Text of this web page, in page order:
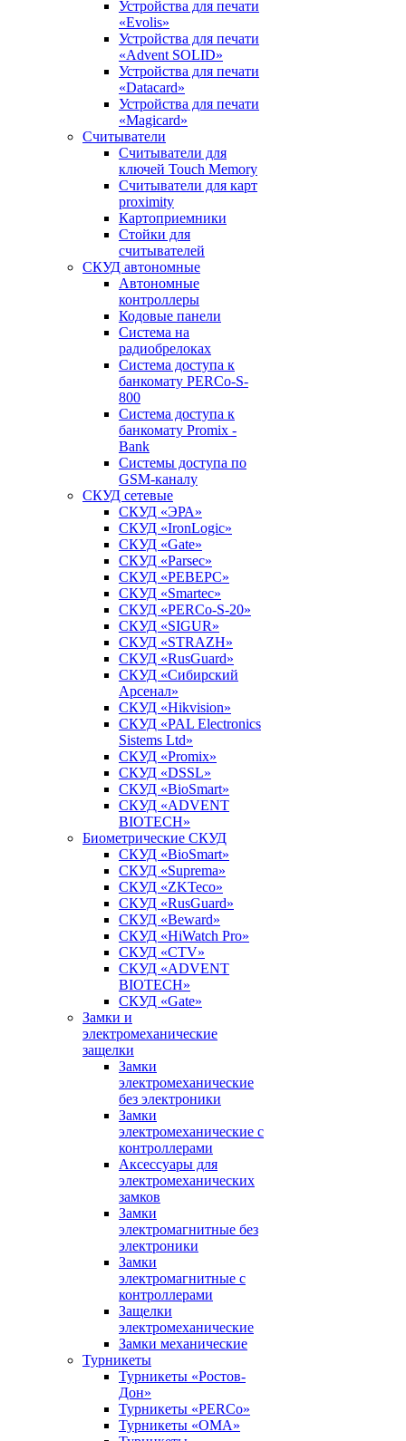
Устройства для печати
«Evolis»
Устройства для печати
«Advent SOLID»
Устройства для печати
«Datacard»
Устройства для печати
«Magicard»
Считыватели
Считыватели для
ключей Touch Memory
Считыватели для карт
proximity
Картоприемники
Стойки для
считывателей
СКУД автономные
Автономные
контроллеры
Кодовые панели
Система на
радиобрелоках
Система доступа к
банкомату PERCo-S-
800
Система доступа к
банкомату Promix -
Bank
Системы доступа по
GSM-каналу
СКУД сетевые
СКУД «ЭРА»
СКУД «IronLogic»
СКУД «Gate»
СКУД «Parsec»
СКУД «РЕВЕРС»
СКУД «Smartec»
СКУД «PERCo-S-20»
СКУД «SIGUR»
СКУД «STRAZH»
СКУД «RusGuard»
СКУД «Сибирский
Арсенал»
СКУД «Hikvision»
СКУД «PAL Electronics
Sistems Ltd»
СКУД «Promix»
СКУД «DSSL»
СКУД «BioSmart»
СКУД «ADVENT
BIOTECH»
Биометрические СКУД
СКУД «BioSmart»
СКУД «Suprema»
СКУД «ZKTeco»
СКУД «RusGuard»
СКУД «Beward»
СКУД «HiWatch Pro»
СКУД «CTV»
СКУД «ADVENT
BIOTECH»
СКУД «Gate»
Замки и
электромеханические
защелки
Замки
электромеханические
без электроники
Замки
электромеханические с
контроллерами
Аксессуары для
электромеханических
замков
Замки
электромагнитные без
электроники
Замки
электромагнитные с
контроллерами
Защелки
электромеханические
Замки механические
Турникеты
Турникеты «Ростов-
Дон»
Турникеты «PERCo»
Турникеты «ОМА»